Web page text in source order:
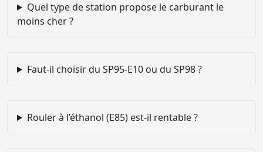
Quel type de station propose le carburant le
moins cher ?
Faut-il choisir du SP95-E10 ou du SP98 ?
Rouler à l’éthanol (E85) est-il rentable ?